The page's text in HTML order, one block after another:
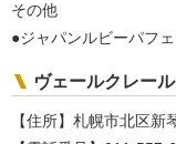
その他
●ジャパンルビーパフ
ヴェールクレール
【住所】札幌市北区新